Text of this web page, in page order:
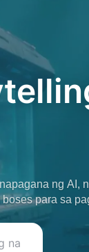
ng AI,
para sa